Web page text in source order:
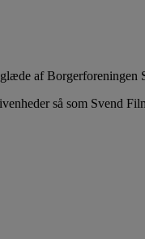
af
så som Svend